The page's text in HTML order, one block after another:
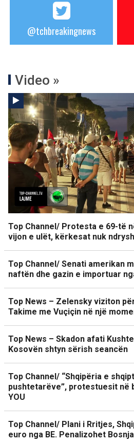
@tchbreakingnews
Video »
Top Channel/ Protesta e 69-të
vijon e ulët, kërkesat nuk
Top Channel/ Senati amerikan
naftën dhe gazin e importuar
Top News – Zelensky viziton
Takime me Vuçiçin në një
Top News – Skadon afati
Kosovën shtyn sërish seancën
Top Channel/ “Shqipëria e
pushtetarëve”, protestuesit në
YOU
Top Channel/ Plani i Rritjes,
euro nga BE. Penalizohet